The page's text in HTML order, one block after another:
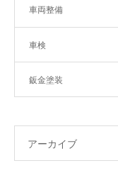
車両整備
車検
鈑金塗装
アーカイブ